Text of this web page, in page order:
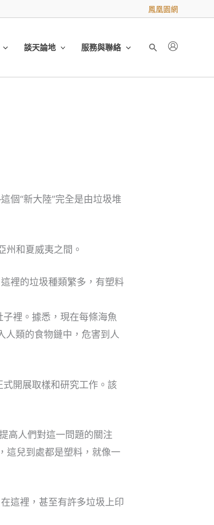
鳳凰園網
談天論地 服務與聯絡
搜
個“新大陸”完全是由垃圾堆
州和夏威夷之間。
裡的垃圾種類繁多，有塑料
裡。據悉，現在每條海魚
人類的食物鏈中，危害到人
開展取樣和研究工作。該
高人們對這一問題的關注
這兒到處都是塑料，就像一
這裡，甚至有許多垃圾上印